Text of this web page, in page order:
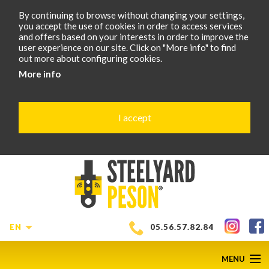
By continuing to browse without changing your settings,
you accept the use of cookies in order to access services
and offers based on your interests in order to improve the
user experience on our site. Click on "More info" to find
out more about configuring cookies.
More info
I accept
EN 05.56.57.82.84
MENU